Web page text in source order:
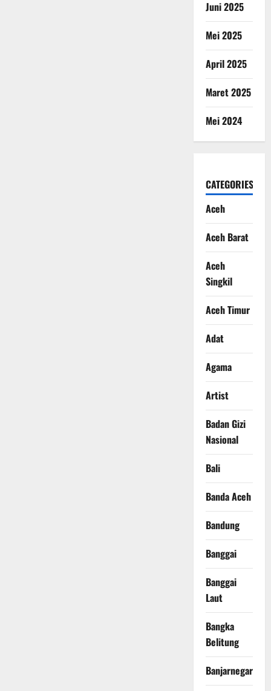
Juni 2025
Mei 2025
April 2025
Maret 2025
Mei 2024
CATEGORIES
Aceh
Aceh Barat
Aceh
Singkil
Aceh Timur
Adat
Agama
Artist
Badan Gizi
Nasional
Bali
Banda Aceh
Bandung
Banggai
Banggai
Laut
Bangka
Belitung
Banjarnegara